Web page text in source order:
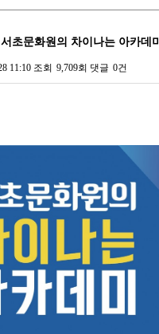
초문화원의 차이나는 아카데미
11:10 조회 9,709회 댓글 0건